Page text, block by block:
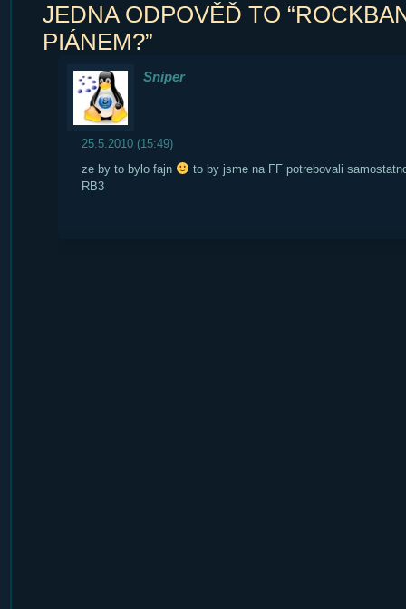
JEDNA ODPOVĚĎ TO
PIÁNEM?”
Sniper
25.5.2010 (15:49)
ze by to bylo fajn
to by jsme na FF potrebovali
RB3